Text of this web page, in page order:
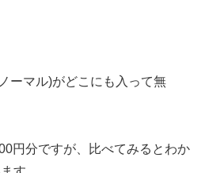
ーマル)がどこにも入って無
円分ですが、比べてみるとわか